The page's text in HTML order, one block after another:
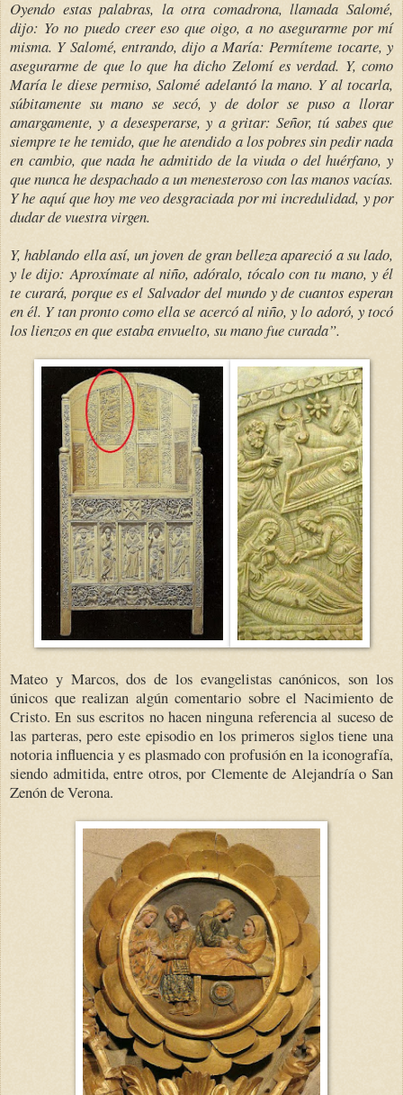
Oyendo estas palabras, la otra comadrona, llamada Salomé,
dijo: Yo no puedo creer eso que oigo, a no asegurarme por mí
misma. Y Salomé, entrando, dijo a María: Permíteme tocarte, y
asegurarme de que lo que ha dicho Zelomí es verdad. Y, como
María le diese permiso, Salomé adelantó la mano. Y al tocarla,
súbitamente su mano se secó, y de dolor se puso a llorar
amargamente, y a desesperarse, y a gritar: Señor, tú sabes que
siempre te he temido, que he atendido a los pobres sin pedir nada
en cambio, que nada he admitido de la viuda o del huérfano, y
que nunca he despachado a un menesteroso con las manos vacías.
Y he aquí que hoy me veo desgraciada por mi incredulidad, y por
dudar de vuestra virgen.
Y, hablando ella así, un joven de gran belleza apareció a su lado,
y le dijo: Aproxímate al niño, adóralo, tócalo con tu mano, y él
te curará, porque es el Salvador del mundo y de cuantos esperan
en él. Y tan pronto como ella se acercó al niño, y lo adoró, y tocó
los lienzos en que estaba envuelto, su mano fue curada”.
Mateo y Marcos, dos de los evangelistas canónicos, son los
únicos que realizan algún comentario sobre el Nacimiento de
Cristo. En sus escritos no hacen ninguna referencia al suceso de
las parteras, pero este episodio en los primeros siglos tiene una
notoria influencia y es plasmado con profusión en la iconografía,
siendo admitida, entre otros, por Clemente de Alejandría o San
Zenón de Verona.